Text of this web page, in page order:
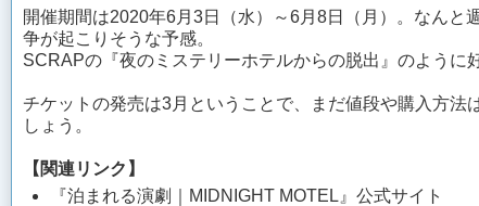
開催期間は2020年6月3日（水）～6月8日（月）。なん
争が起こりそうな予感。
SCRAPの『夜のミステリーホテルからの脱出』のよう
チケットの発売は3月ということで、まだ値段や購入方法
しょう。
【関連リンク】
『泊まれる演劇｜MIDNIGHT MOTEL』公式サイト